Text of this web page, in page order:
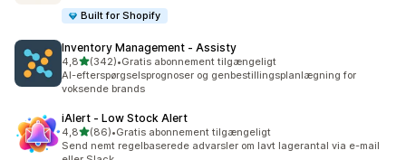
Built for Shopify
Inventory Management ‑ Assisty
4,8ud af 5 stjerner
(342)
342 anmeldelser i alt
•Gratis abonnement tilgængeligt
AI-efterspørgselsprognoser og genbestillingsplanlægning for
voksende brands
iAlert ‑ Low Stock Alert
4,8ud af 5 stjerner
(86)
86 anmeldelser i alt
•Gratis abonnement tilgængeligt
Send nemt regelbaserede advarsler om lavt lagerantal via e-mail